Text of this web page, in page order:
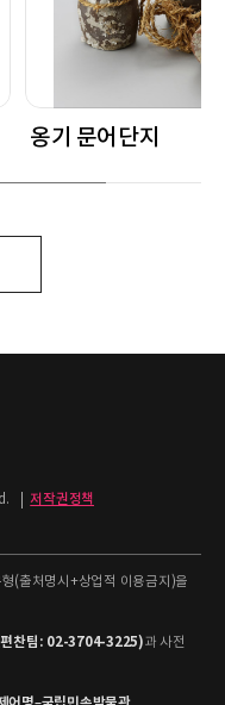
옹기 문어단지
저작권정책
(출처명시+상업적 이용금지)을
찬팀: 02-3704-3225)과 사전